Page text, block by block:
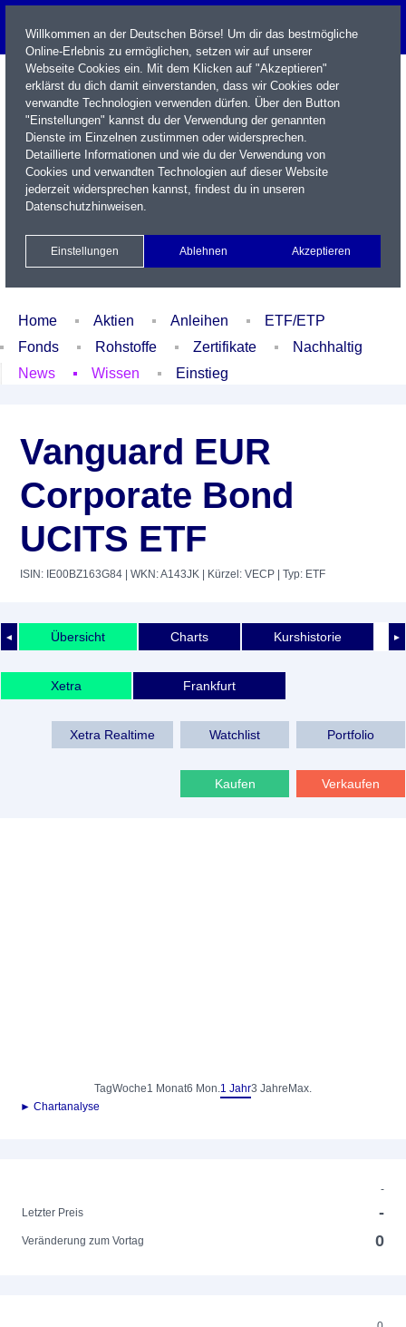
Name / WKN / ISIN / Kürzel
Xetra Realtime
Watchlist Portfolio Login
Home Aktien Anleihen
ETF/ETP
Fonds
Rohstoffe Zertifikate
Nachhaltig
News
Wissen Einstieg
Vanguard EUR
Corporate Bond
UCITS ETF
ISIN: IE00BZ163G84 | WKN: A143JK | Kürzel: VECP | Typ: ETF
◄ ►
Übersicht Charts Kurshistorie
Xetra Frankfurt
Xetra Realtime Watchlist Portfolio
Kaufen Verkaufen
TagWoche1 Monat6 Mon.1 Jahr3 Jahre Max.
► Chartanalyse
-
Letzter Preis
-
Veränderung zum Vortag 0
Willkommen an der Deutschen Börse! Um dir das bestmögliche
Online-Erlebnis zu ermöglichen, setzen wir auf unserer
Webseite Cookies ein. Mit dem Klicken auf "Akzeptieren"
erklärst du dich damit einverstanden, dass wir Cookies oder
verwandte Technologien verwenden dürfen. Über den Button
"Einstellungen" kannst du der Verwendung der genannten
Dienste im Einzelnen zustimmen oder widersprechen.
Detaillierte Informationen und wie du der Verwendung von
Cookies und verwandten Technologien auf dieser Website
jederzeit widersprechen kannst, findest du in unseren
Datenschutzhinweisen.
Einstellungen Ablehnen Akzeptieren